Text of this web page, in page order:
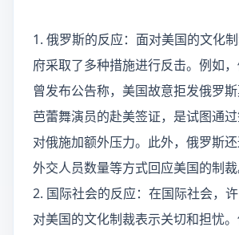
1. 俄罗斯的反应：面对美国的文化
府采取了多种措施进行反击。例如
曾发布公告称，美国故意拒发俄罗
芭蕾舞演员的赴美签证，是试图通
对俄施加额外压力。此外，俄罗斯
外交人员数量等方式回应美国的制裁
2. 国际社会的反应：在国际社会，
对美国的文化制裁表示关切和担忧